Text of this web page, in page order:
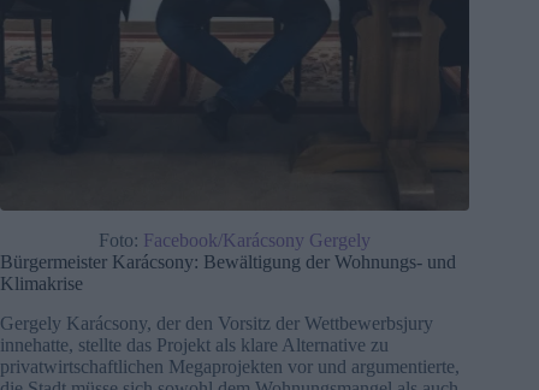
Foto: Facebook/Karácsony Gergely
Bürgermeister Karácsony: Bewältigung der Wohnungs- und
Klimakrise
Gergely Karácsony, der den Vorsitz der Wettbewerbsjury
innehatte, stellte das Projekt als klare Alternative zu
privatwirtschaftlichen Megaprojekten vor und argumentierte,